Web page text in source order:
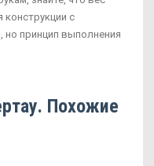
с
принцип выполнения
Похожие